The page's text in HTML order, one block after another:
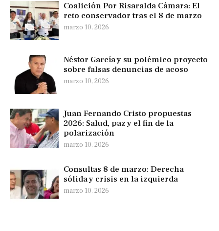
Coalición Por Risaralda Cámara: El
reto conservador tras el 8 de marzo
marzo 10, 2026
Néstor García y su polémico proyecto
sobre falsas denuncias de acoso
marzo 10, 2026
Juan Fernando Cristo propuestas
2026: Salud, paz y el fin de la
polarización
marzo 10, 2026
Consultas 8 de marzo: Derecha
sólida y crisis en la izquierda
marzo 10, 2026